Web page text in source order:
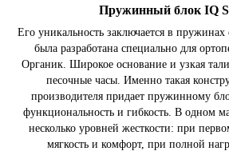
Пружинный блок IQ
Его уникальность заключается в
была разработана специально для
Органик. Широкое основание и узкая
песочные часы. Именно такая
производителя придает пружинному
функциональность и гибкость. В одном
несколько уровней жесткости: при
мягкость и комфорт, при полной